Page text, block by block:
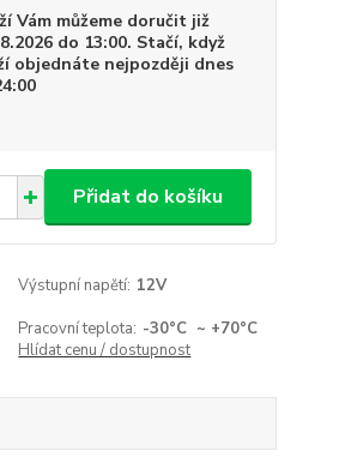
Vám můžeme doručit již
do 13:00. Stačí, když
objednáte nejpozději dnes
Přidat do košíku
Výstupní napětí: 12V
Pracovní teplota: -30°C ~ +70°C
Hlídat cenu / dostupnost